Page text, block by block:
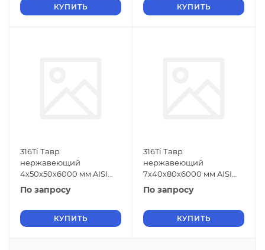
КУПИТЬ КУПИТЬ
316Ti Тавр
нержавеющий
4х50х50х6000 мм AISI
316Ti ГОСТ 5632-2014
По запросу
КУПИТЬ
316Ti Тавр
нержавеющий
7х40х80х6000 мм AISI
316Ti ГОСТ 5632-2014
По запросу
КУПИТЬ